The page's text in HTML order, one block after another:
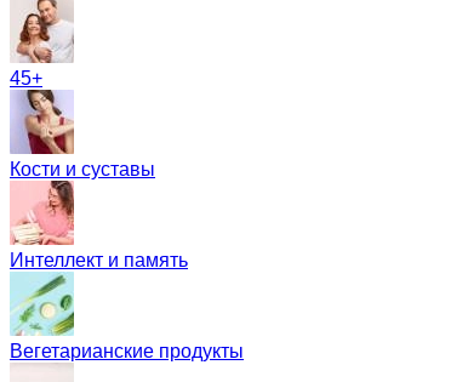
45+
Кости и суставы
Интеллект и память
Вегетарианские продукты